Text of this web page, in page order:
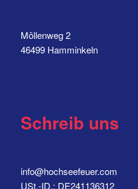
Möllenweg 2
46499 Hamminkeln
Schreib uns
info@hochseefeuer.com
USt.-ID.: DE241136312